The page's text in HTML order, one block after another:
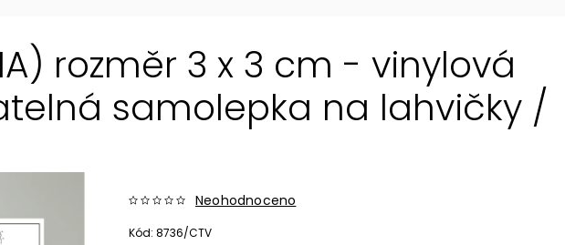
rozměr 3 x 3 cm - vinylová
samolepka na lahvičky /
Neohodnoceno
Kód: 8736/CTV